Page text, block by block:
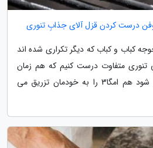
درست کردن قزل آلای جذابِ تنوری
کباب و کباب که دیگر تکراری شده اند
تنوری متفاوت درست کنیم که هم زمان
کمی برای پختش صرف می شود هم امگا3 را به خودمان تزریق می